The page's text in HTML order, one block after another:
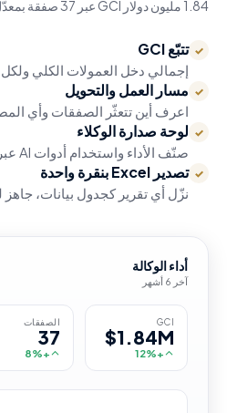
أداء الوكالة
آخر 6 أشهر
GCI
$1.84M
+12%
الصفقات
37
+8%
1.84 مليون دولار GCI عبر 37 صفقة بمعدّل تحويل 24%.
✓ تتبّع GCI
إجمالي دخل العمولات الكلي
✓ مسار العمل والتحويل
اعرف أين تتعثّر الصفقات وأي
✓ لوحة صدارة الوكلاء
صنّف الأداء واستخدام أدوات AI عبر الفريق.
✓ تصدير Excel بنقرة واحدة
نزّل أي تقرير كجدول بيانات، جاهز